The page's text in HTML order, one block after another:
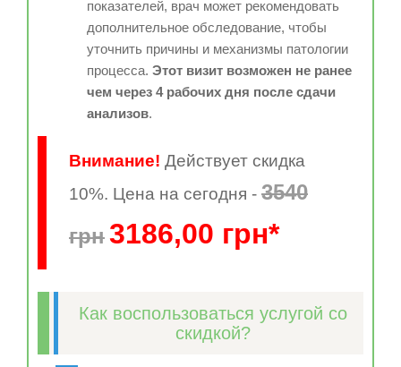
показателей, врач может рекомендовать
дополнительное обследование, чтобы
уточнить причины и механизмы патологии
процесса. Этот визит возможен не ранее
чем через 4 рабочих дня после сдачи
анализов.
Внимание! Действует скидка
10%. Цена на сегодня - 3540
грн3186,00 грн*
Как воспользоваться услугой со
скидкой?